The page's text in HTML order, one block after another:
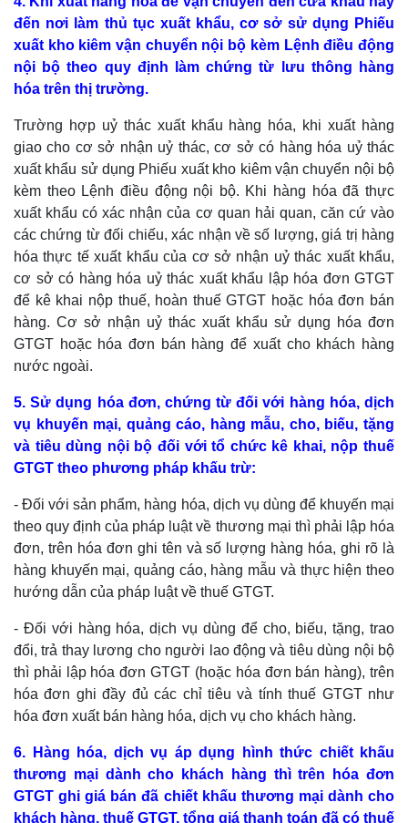
đến nơi làm thủ tục xuất khẩu, cơ sở sử dụng Phiếu
xuất kho kiêm vận chuyển nội bộ kèm Lệnh điều động
nội bộ theo quy định làm chứng từ lưu thông hàng
hóa trên thị trường.
Trường hợp uỷ thác xuất khẩu hàng hóa, khi xuất hàng
giao cho cơ sở nhận uỷ thác, cơ sở có hàng hóa uỷ thác
xuất khẩu sử dụng Phiếu xuất kho kiêm vận chuyển nội bộ
kèm theo Lệnh điều động nội bộ. Khi hàng hóa đã thực
xuất khẩu có xác nhận của cơ quan hải quan, căn cứ vào
các chứng từ đối chiếu, xác nhận về số lượng, giá trị hàng
hóa thực tế xuất khẩu của cơ sở nhận uỷ thác xuất khẩu,
cơ sở có hàng hóa uỷ thác xuất khẩu lập hóa đơn GTGT
để kê khai nộp thuế, hoàn thuế GTGT hoặc hóa đơn bán
hàng. Cơ sở nhận uỷ thác xuất khẩu sử dụng hóa đơn
GTGT hoặc hóa đơn bán hàng để xuất cho khách hàng
nước ngoài.
5. Sử dụng hóa đơn, chứng từ đối với hàng hóa, dịch
vụ khuyến mại, quảng cáo, hàng mẫu, cho, biếu, tặng
và tiêu dùng nội bộ đối với tổ chức kê khai, nộp thuế
GTGT theo phương pháp khấu trừ:
- Đối với sản phẩm, hàng hóa, dịch vụ dùng để khuyến mại
theo quy định của pháp luật về thương mại thì phải lập hóa
đơn, trên hóa đơn ghi tên và số lượng hàng hóa, ghi rõ là
hàng khuyến mại, quảng cáo, hàng mẫu và thực hiện theo
hướng dẫn của pháp luật về thuế GTGT.
- Đối với hàng hóa, dịch vụ dùng để cho, biếu, tặng, trao
đổi, trả thay lương cho người lao động và tiêu dùng nội bộ
thì phải lập hóa đơn GTGT (hoặc hóa đơn bán hàng), trên
hóa đơn ghi đầy đủ các chỉ tiêu và tính thuế GTGT như
hóa đơn xuất bán hàng hóa, dịch vụ cho khách hàng.
6. Hàng hóa, dịch vụ áp dụng hình thức chiết khấu
thương mại dành cho khách hàng thì trên hóa đơn
GTGT ghi giá bán đã chiết khấu thương mại dành cho
khách hàng, thuế GTGT, tổng giá thanh toán đã có thuế